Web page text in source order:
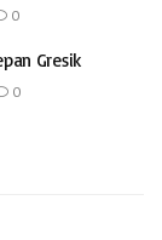
0
Gresik
0